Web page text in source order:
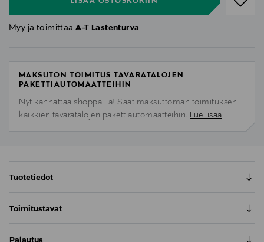
Myy ja toimittaaA-T Lastenturva
MAKSUTON TOIMITUS TAVARATALOJEN
PAKETTIAUTOMAATTEIHIN
Nyt kannattaa shoppailla! Saat maksuttoman toimituksen
kaikkien tavaratalojen pakettiautomaatteihin. Lue lisää
Tuotetiedot
Hamax Kiss -pyöränistuin on laadukas polkupyörän
laadukas polkupyörän turvaistuinvalmistaja, jonka
Toimitustavat